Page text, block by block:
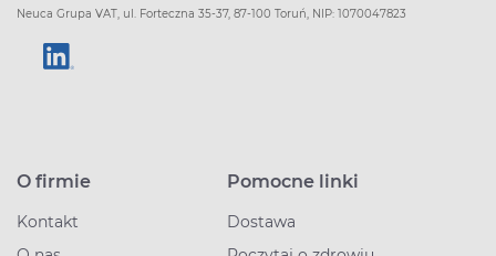
Neuca Grupa VAT, ul. Forteczna 35-37, 87-100 Toruń, NIP: 1070047823
O firmie
Kontakt
Pomocne linki
Dostawa